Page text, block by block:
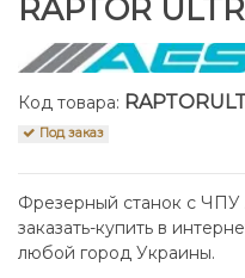
RAPTOR
Код товара:
Под заказ
Фрезерный станок с ЧПУ
заказать-купить в
любой город Украины.